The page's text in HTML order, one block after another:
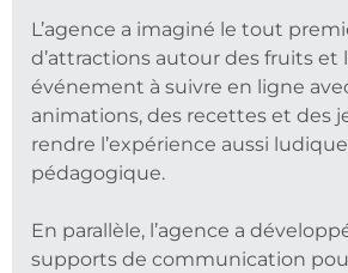
L’agence a imaginé le tout
d’attractions autour des fruits et
événement à suivre en ligne
animations, des recettes et des
rendre l’expérience aussi
pédagogique.
En parallèle, l’agence a
supports de communication